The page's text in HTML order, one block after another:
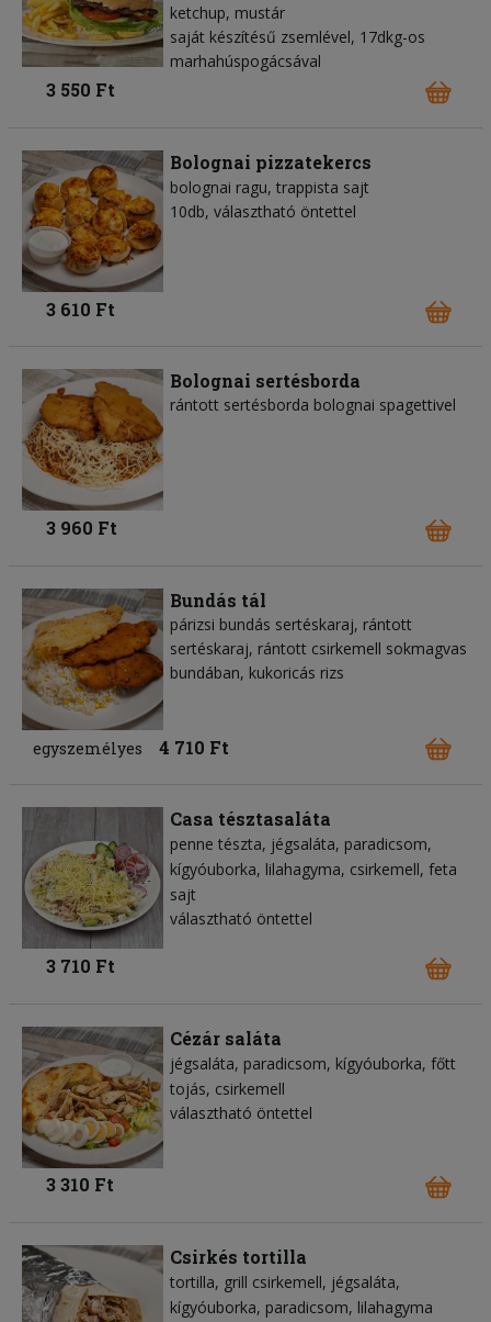
ketchup mustár
saját készítésű zsemlével, 17dkg-os
marhahúspogácsával
3 550 Ft
Bolognai pizzatekercs
bolognai ragu trappista sajt
10db, választható öntettel
3 610 Ft
Bolognai sertésborda
rántott sertésborda bolognai spagettivel
3 960 Ft
Bundás tál
párizsi bundás sertéskaraj, rántott
sertéskaraj, rántott csirkemell sokmagvas
bundában, kukoricás rizs
egyszemélyes 4 710 Ft
Casa tésztasaláta
penne tészta jégsaláta paradicsom
kígyóuborka lilahagyma csirkemell feta
sajt
választható öntettel
3 710 Ft
Cézár saláta
jégsaláta paradicsom kígyóuborka főtt
tojás csirkemell
választható öntettel
3 310 Ft
Csirkés tortilla
tortilla grill csirkemell jégsaláta
kígyóuborka paradicsom lilahagyma